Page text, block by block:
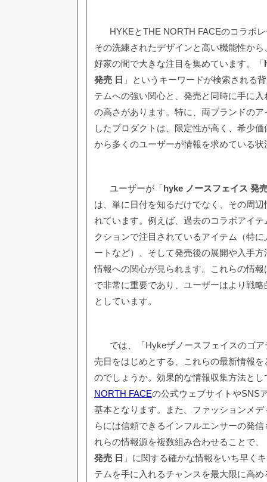
HYKEとTHE NORTH FACEのコラボ
その洗練されたデザインと高い機能性か
好家の間で大きな注目を集めています。「
発売 日 」というキーワードが検索される
テムへの強い関心と、発売と同時に手に
の高さがあります。特に、両ブランドの
したプロダクトは、限定性が高く、希少
から多くのユーザーが情報を求めている状
ユーザーが「hyke ノースフェイス 発
は、単に日付を知るだけでなく、その周
れています。例えば、過去のコラボアイ
クションで注目されているアイテム（特
ートなど）、そして発売後の展開や入手
情報への関心が見られます。これらの情
で非常に重要であり、ユーザーはより戦
としています。
では、「Hykeザノースフェイスのゴ
売日をはじめとする、これらの最新情報
のでしょうか。効果的な情報収集方法とし
NORTH FACEの公式ウェブサイトやSNS
基本となります。また、ファッションメ
らには信頼できるインフルエンサーの発
れらの情報源を複数組み合わせることで、
発売 日 」に関する確かな情報をいち早く
テムを手に入れるチャンスを最大限に高